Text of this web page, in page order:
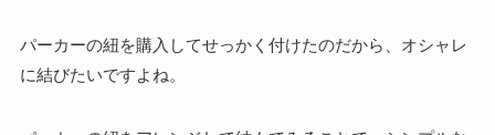
パーカーの紐を購入してせっかく付けたのだから、オシャレ
に結びたいですよね。